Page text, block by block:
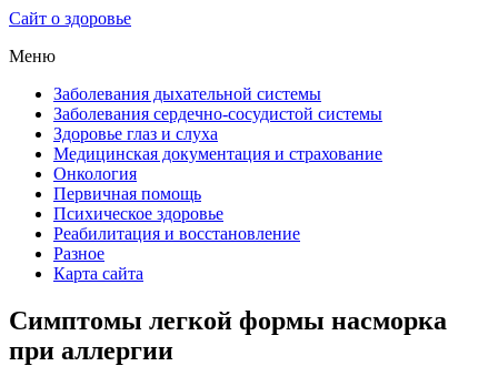
Сайт о здоровье
Меню
Заболевания дыхательной системы
Заболевания сердечно-сосудистой системы
Здоровье глаз и слуха
Медицинская документация и страхование
Онкология
Первичная помощь
Психическое здоровье
Реабилитация и восстановление
Разное
Карта сайта
Симптомы легкой формы насморка
при аллергии